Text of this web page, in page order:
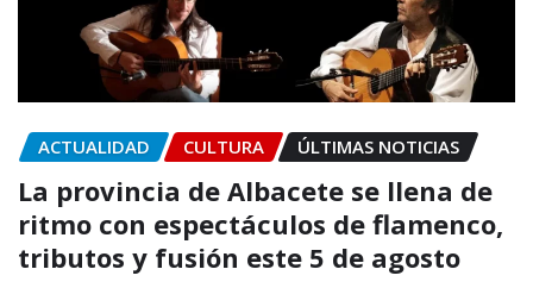
ACTUALIDAD CULTURA ÚLTIMAS NOTICIAS
La provincia de Albacete se llena de
ritmo con espectáculos de flamenco,
tributos y fusión este 5 de agosto